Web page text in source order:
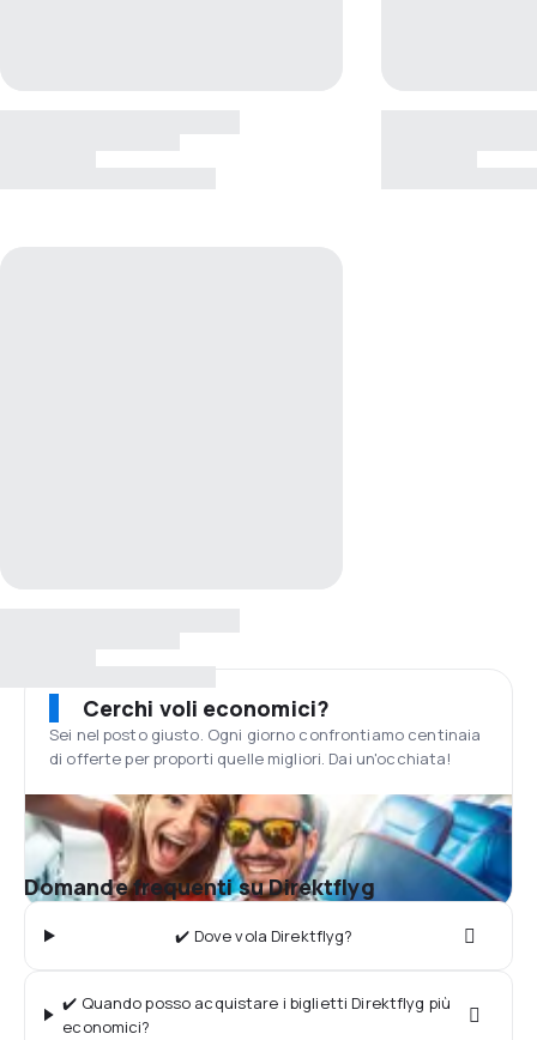
Cerchi voli economici?
Sei nel posto giusto. Ogni giorno confrontiamo centinaia
di offerte per proporti quelle migliori. Dai un'occhiata!
Domande frequenti su Direktflyg
✔️ Dove vola Direktflyg?
✔️ Quando posso acquistare i biglietti Direktflyg più
economici?